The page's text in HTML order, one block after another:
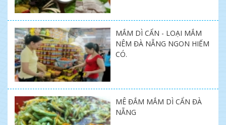
MẮM DÌ CẨN - LOẠI MẮM
NÊM ĐÀ NẴNG NGON HIẾM
CÓ.
MÊ ĐẮM MẮM DÌ CẨN ĐÀ
NẴNG